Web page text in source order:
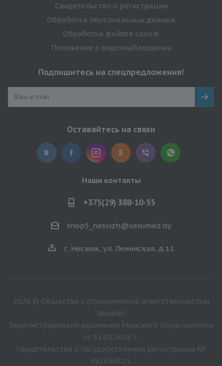
Свидетельство о регистрации
Обработка персональных данных
Обработка файлов cookie
Положение о видеонаблюдении
Подпишитесь на спецпредложения!
Оставайтесь на связи
Наши контакты
+375(29) 388-10-55
shop5_nesvizh@seisimed.by
г. Несвиж, ул. Ленинская, д.11
2026 © Общество с ограниченной ответственностью
"Яндейл".
Зарегистрировано решением Минского горисполкома
от 31.05.2016 г.
Свидетельство о государственной регистрации №
192656821.